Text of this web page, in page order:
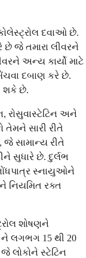
દવાઓ છે.
જે તમારા લીવરને
અન્ય કાર્યો માટે
દબાણ કરે છે.
શકે છે.
રોસુવાસ્ટેટિન અને
તેમને સારી રીતે
સામાન્ય રીતે
સુધારે છે. દુર્લભ
સ્નાયુઓને
નિયમિત રક્ત
શોષણને
ને લગભગ 15 થી 20
જે લોકોને સ્ટેટિન